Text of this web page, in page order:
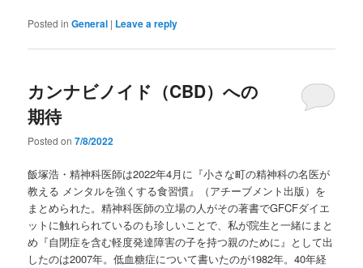
Posted in General | Leave a reply
カンナビノイド（CBD）への
期待
Posted on7/8/2022
飯塚浩・精神科医師は2022年4月に『小さな町の精神科の名医が
教える メンタルを強くする食習慣』（アチーブメント出版）を
まとめられた。精神科医師の立場の人がその著書でGFCFダイエ
ットに触れられているのも珍しいことで、私が院生と一緒にまと
め『自閉症を含む軽度発達障害の子を持つ親のために』として出
したのは2007年。低血糖症について書いたのが1982年。40年経